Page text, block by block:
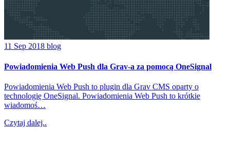
11 Sep 2018 blog
Powiadomienia Web Push dla Grav-a za pomocą OneSignal
Powiadomienia Web Push to plugin dla Grav CMS oparty o
technologię OneSignal. Powiadomienia Web Push to krótkie
wiadomoś…
Czytaj dalej..